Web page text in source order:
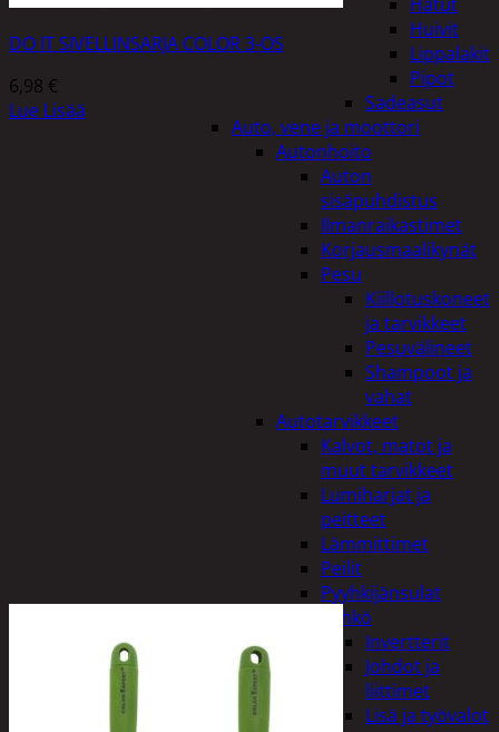
Huivit
Lippalakit
Pipot
Sadeasut
Auto, vene ja moottori
Autonhoito
Auton
sisäpuhdistus
Ilmanraikastimet
Korjausmaalikynät
Pesu
Kiillotuskoneet
ja tarvikkeet
Pesuvälineet
Shampoot ja
vahat
Autotarvikkeet
Kalvot, matot ja
muut tarvikkeet
Lumiharjat ja
peitteet
Lämmittimet
Peilit
Pyyhkijänsulat
Sähkö
Invertterit
Johdot ja
liittimet
Lisä ja työvalot
DO IT SIVELLINSARJA COLOR 3-OS
6,98 €
Lue Lisää